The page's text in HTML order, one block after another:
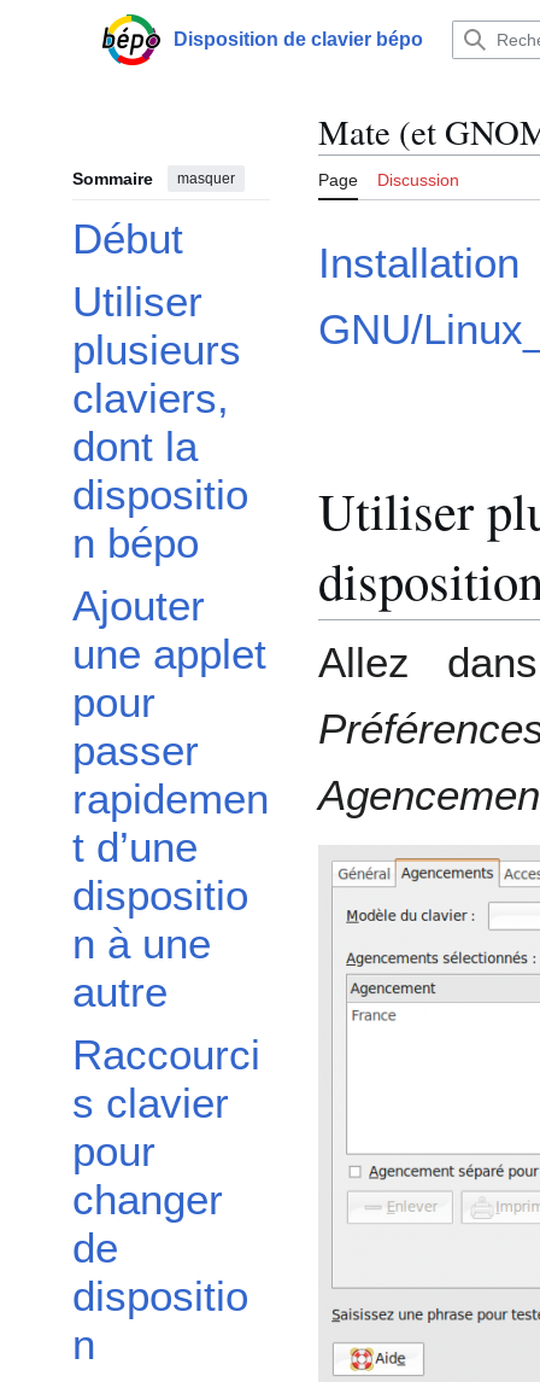
Menu principalDisposition de clavier bépo
Sommaire masquer
Début
Utiliser
plusieurs
claviers,
dont la
dispositio
n bépo
Ajouter
une applet
pour
passer
rapidemen
t d’une
dispositio
n à une
autre
Raccourci
s clavier
pour
changer
de
dispositio
n
Mate (et
Page Discussion
Installation
GNU/
Utiliser
Allez